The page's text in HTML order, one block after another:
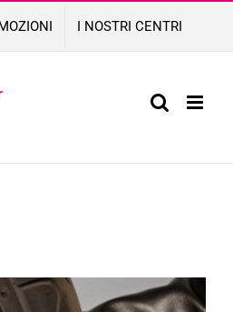
I NOSTRI CENTRI